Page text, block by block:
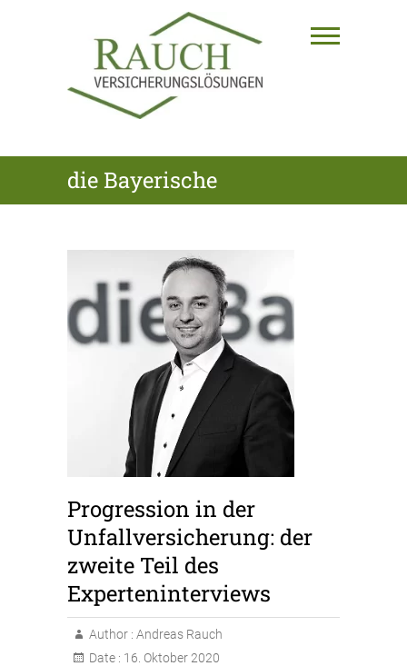
RAUCH
VERSICHERUNGSLÖSUNGEN
die Bayerische
Progression in der
Unfallversicherung: der
zweite Teil des
Experteninterviews
Author : Andreas Rauch
Date : 16. Oktober 2020